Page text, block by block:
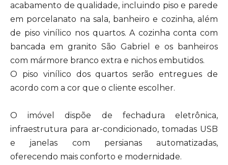
acabamento de qualidade, incluindo piso e parede
em porcelanato na sala, banheiro e cozinha, além
de piso vinílico nos quartos. A cozinha conta com
bancada em granito São Gabriel e os banheiros
com mármore branco extra e nichos embutidos.
O piso vinílico dos quartos serão entregues de
acordo com a cor que o cliente escolher.
O imóvel dispõe de fechadura eletrônica,
infraestrutura para ar-condicionado, tomadas USB
e janelas com persianas automatizadas,
oferecendo mais conforto e modernidade.